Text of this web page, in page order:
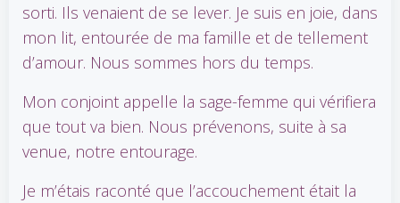
sorti. Ils venaient de se lever. Je suis en joie, dans
mon lit, entourée de ma famille et de tellement
d’amour. Nous sommes hors du temps.
Mon conjoint appelle la sage-femme qui vérifiera
que tout va bien. Nous prévenons, suite à sa
venue, notre entourage.
Je m’étais raconté que l’accouchement était la